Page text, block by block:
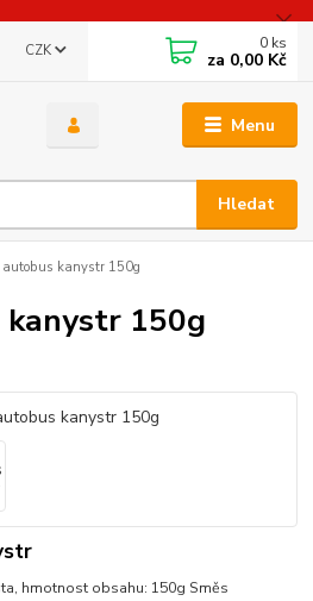
Menu
CZK
Hledat
0 ks
za 0,00 Kč
autobus kanystr 150g
kanystr 150g
hmotnost obsahu: 150g Směs